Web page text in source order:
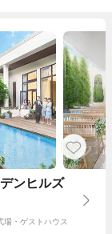
ンヒルズ
場・ゲストハウス